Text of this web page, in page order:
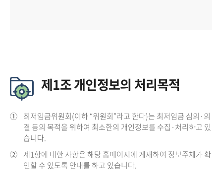
제1조 개인정보의 처리목적
① 최저임금위원회(이하 “위원회”라고 한다)는 최저임금 심의·의
결 등의 목적을 위하여 최소한의 개인정보를 수집·처리하고 있
습니다.
② 제1항에 대한 사항은 해당 홈페이지에 게재하여 정보주체가 확
인할 수 있도록 안내를 하고 있습니다.